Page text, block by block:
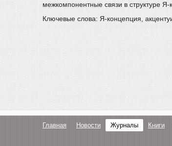
межкомпонентные связи в структуре
Ключевые слова: Я-концепция,
Главная Новости Журналы Книги